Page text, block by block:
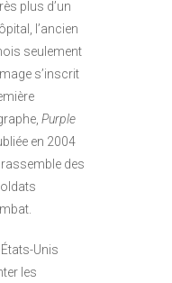
plus d’un
l’ancien
seulement
s’inscrit
Purple
en 2004
des
Unis
les